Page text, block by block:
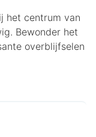
het centrum van
Bewonder het
overblijfselen